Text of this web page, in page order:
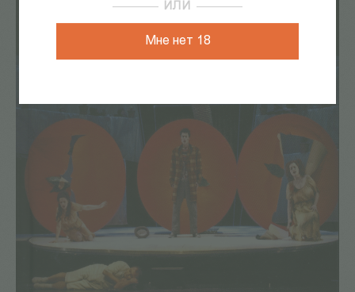
ИЛИ
Мне нет 18